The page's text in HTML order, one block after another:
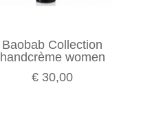
Baobab Collection
handcrème women
€ 30,00